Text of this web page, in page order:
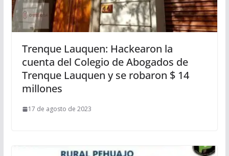
Trenque Lauquen: Hackearon la
cuenta del Colegio de Abogados de
Trenque Lauquen y se robaron $ 14
millones
17 de agosto de 2023